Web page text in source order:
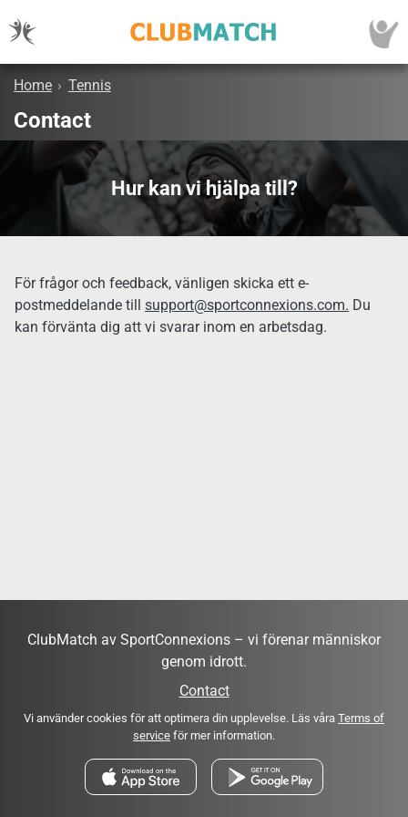
Home › Tennis
Contact
Hur kan vi hjälpa till?
För frågor och feedback, vänligen skicka ett e-
postmeddelande till support@sportconnexions.com. Du
kan förvänta dig att vi svarar inom en arbetsdag.
ClubMatch av SportConnexions – vi förenar människor
genom idrott.
Contact
Vi använder cookies för att optimera din upplevelse. Läs våra Terms of
service för mer information.